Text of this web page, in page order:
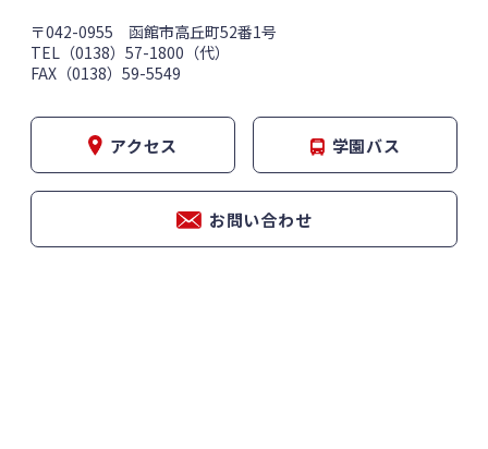
〒042-0955 函館市高丘町52番1号
TEL（0138）57-1800（代）
FAX（0138）59-5549
アクセス 学園バス
お問い合わせ